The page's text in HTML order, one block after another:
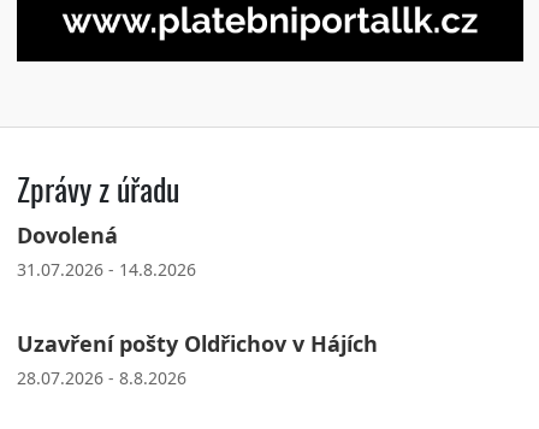
Zprávy z úřadu
Dovolená
31.07.2026 - 14.8.2026
Uzavření pošty Oldřichov v Hájích
28.07.2026 - 8.8.2026